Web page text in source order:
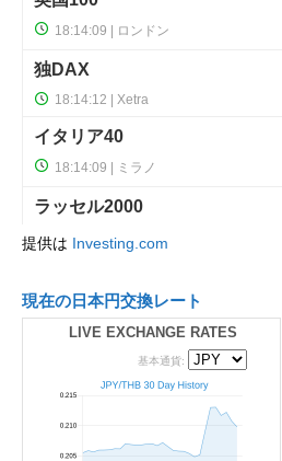
提供は Investing.com
現在の日本円交換レート
LIVE EXCHANGE RATES